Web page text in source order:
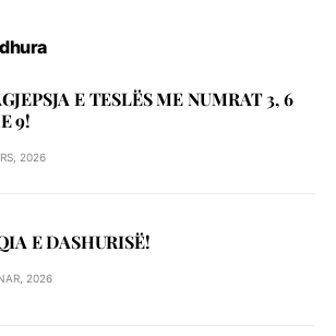
E TESLËS ME NUMRAT 3, 6
9!
2026
E DASHURISË!
2026